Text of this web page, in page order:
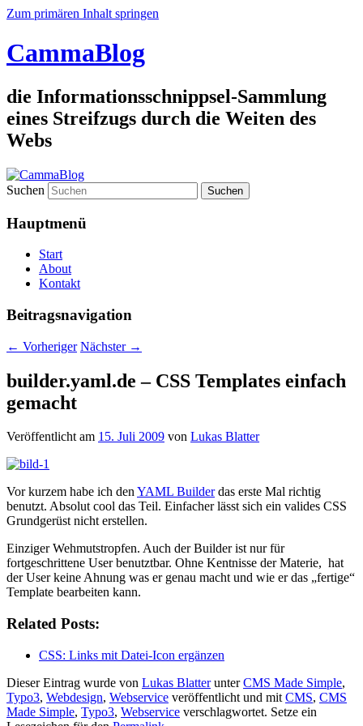
Zum primären Inhalt springen
CammaBlog
die Informationsschnippsel-Sammlung
eines Streifzugs durch die Weiten des
Webs
Suchen
Hauptmenü
Start
About
Kontakt
Beitragsnavigation
← Vorheriger Nächster →
builder.yaml.de – CSS Templates einfach
gemacht
Veröffentlicht am 15. Juli 2009 von Lukas Blatter
Vor kurzem habe ich denYAML Builderdas erste Mal richtig
benutzt. Absolut cool das Teil. Einfacher lässt sich ein valides CSS
Grundgerüst nicht erstellen.
Einziger Wehmutstropfen. Auch der Builder ist nur für
fortgeschrittene User benutztbar. Ohne Kentnisse der Materie, hat
der User keine Ahnung was er genau macht und wie er das „fertige“
Template bearbeiten kann.
Related Posts:
CSS: Links mit Datei-Icon ergänzen
Dieser Eintrag wurde von Lukas BlatterunterCMS Made Simple,
Typo3, Webdesign, Webservice veröffentlicht und mit CMS, CMS
Made Simple, Typo3, Webservice verschlagwortet. Setze ein